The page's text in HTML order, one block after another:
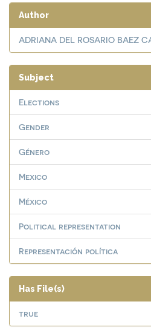
Author
ADRIANA DEL ROSARIO BAEZ
Subject
Elections
Gender
Género
Mexico
México
Political representation
Representación política
Has File(s)
true